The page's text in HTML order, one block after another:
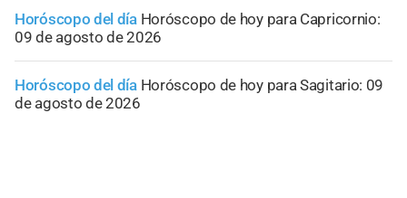
Horóscopo del día Horóscopo de hoy para Capricornio:
09 de agosto de 2026
Horóscopo del día Horóscopo de hoy para Sagitario: 09
de agosto de 2026